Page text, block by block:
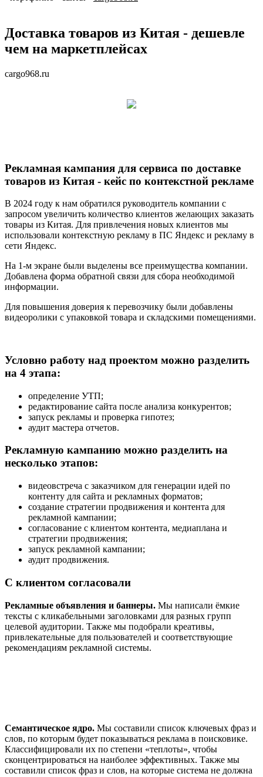
Доставка товаров из Китая - дешевле
чем на маркетплейсах
cargo968.ru
Рекламная кампания для сервиса по доставке
товаров из Китая - кейс по контекстной рекламе
В 2024 году к нам обратился руководитель компании с
запросом увеличить количество клиентов желающих заказать
товары из Китая. Для привлечения новых клиентов мы
использовали контекстную рекламу в ПС Яндекс и рекламу в
сети Яндекс.
На 1-м экране были выделены все преимущества компании.
Добавлена форма обратной связи для сбора необходимой
информации.
Для повышения доверия к перевозчику были добавлены
видеоролики с упаковкой товара и складскими помещениями.
Условно работу над проектом можно разделить
на 4 этапа:
определение УТП;
редактирование сайта после анализа конкурентов;
запуск рекламы и проверка гипотез;
аудит мастера отчетов.
Рекламную кампанию можно разделить на
несколько этапов:
видеовстреча с заказчиком для генерации идей по
контенту для сайта и рекламных форматов;
создание стратегии продвижения и контента для
рекламной кампании;
согласование с клиентом контента, медиаплана и
стратегии продвижения;
запуск рекламной кампании;
аудит продвижения.
С клиентом согласовали
Рекламные объявления и баннеры. Мы написали ёмкие
тексты с кликабельными заголовками для разных групп
целевой аудитории. Также мы подобрали креативы,
привлекательные для пользователей и соответствующие
рекомендациям рекламной системы.
Семантическое ядро. Мы составили список ключевых фраз и
слов, по которым будет показываться реклама в поисковике.
Классифицировали их по степени «теплоты», чтобы
сконцентрироваться на наиболее эффективных. Также мы
составили список фраз и слов, на которые система не должна